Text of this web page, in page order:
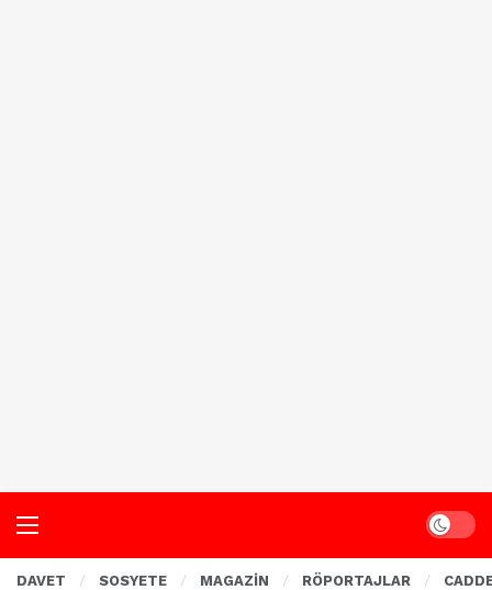
Dark
DAVET SOSYETE MAGAZİN RÖPORTAJLAR